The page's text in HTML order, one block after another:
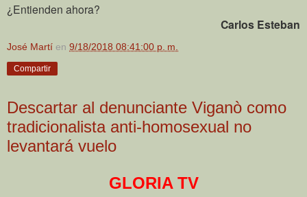
¿Entienden ahora?
Carlos Esteban
José Martí en 9/18/2018 08:41:00 p. m.
Compartir
Descartar al denunciante Viganò como
tradicionalista anti-homosexual no
levantará vuelo
GLORIA TV